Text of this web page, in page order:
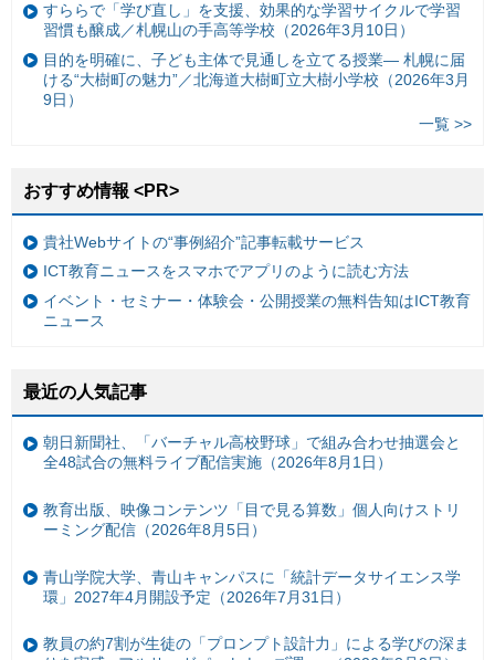
すららで「学び直し」を支援、効果的な学習サイクルで学習
習慣も醸成／札幌山の手高等学校（2026年3月10日）
目的を明確に、子ども主体で見通しを立てる授業— 札幌に届
ける“大樹町の魅力”／北海道大樹町立大樹小学校（2026年3月
9日）
一覧 >>
おすすめ情報 <PR>
貴社Webサイトの“事例紹介”記事転載サービス
ICT教育ニュースをスマホでアプリのように読む方法
イベント・セミナー・体験会・公開授業の無料告知はICT教育
ニュース
最近の人気記事
朝日新聞社、「バーチャル高校野球」で組み合わせ抽選会と
全48試合の無料ライブ配信実施（2026年8月1日）
教育出版、映像コンテンツ「目で見る算数」個人向けストリ
ーミング配信（2026年8月5日）
青山学院大学、青山キャンパスに「統計データサイエンス学
環」2027年4月開設予定（2026年7月31日）
教員の約7割が生徒の「プロンプト設計力」による学びの深ま